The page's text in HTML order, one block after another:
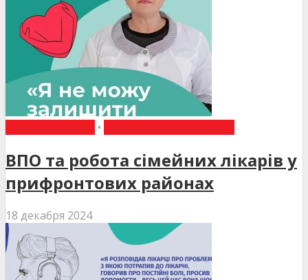
•
ВПО та робота сімейних лікарів у
прифронтових районах
18 декабря 2024